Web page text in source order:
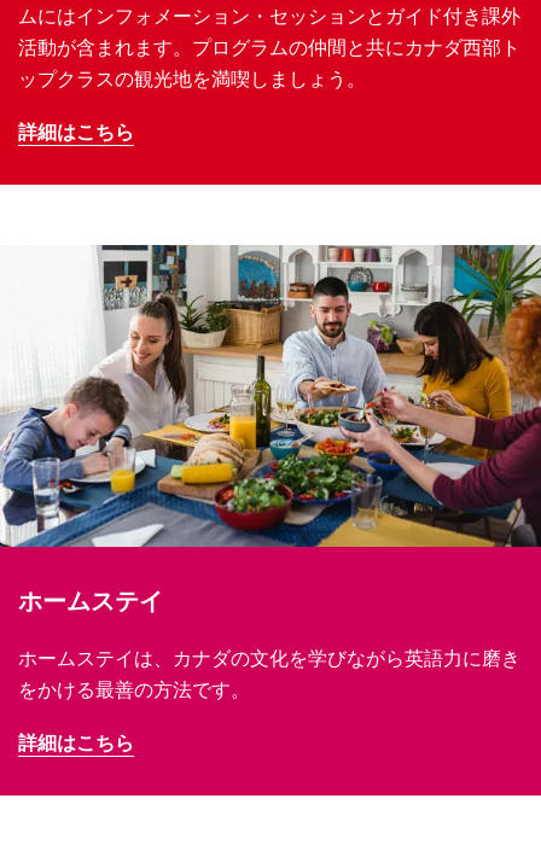
ムにはインフォメーション・セッションとガイド付き課外
活動が含まれます。プログラムの仲間と共にカナダ西部ト
ップクラスの観光地を満喫しましょう。
詳細はこちら
ホームステイ
ホームステイは、カナダの文化を学びながら英語力に磨き
をかける最善の方法です。
詳細はこちら